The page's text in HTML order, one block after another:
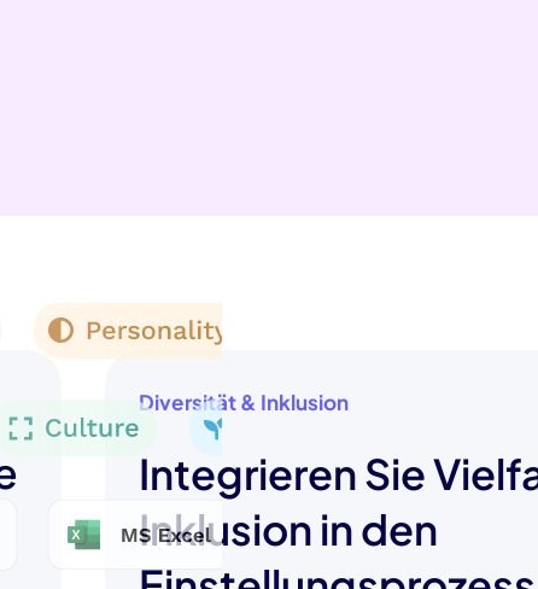
Diversität & Inklusion
Integrieren Sie
Inklusion in den